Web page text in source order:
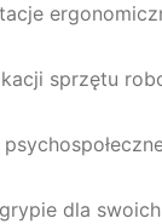
sprzętu
dla